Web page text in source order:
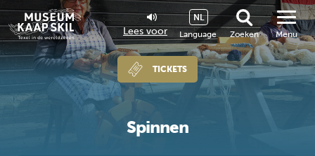
Lees voor Language
NL
Zoeken
TICKETS
Menu
Spinnen